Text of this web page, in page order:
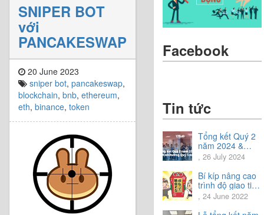
SNIPER BOT
với
PANCAKESWAP
20 June 2023
sniper bot, pancakeswap,
blockchain, bnb, ethereum,
eth, binance, token
Facebook
Tin tức
Tổng kết Quý 2
năm 2024 &
Chia sẻ định
hướng Quý 3
năm 2024
, 26 July 2024
Bí kíp nâng cao
trình độ giao tiếp
tiếng Nhật.
, 24 June 2022